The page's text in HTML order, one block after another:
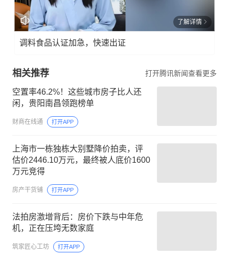
了解详情
调料食品认证加急，快速出证
相关推荐 打开腾讯新闻查看更多
空置率46.2%！这些城市房子比人还
闲，贵阳南昌领跑榜单
财商在线通 打开APP
上海市一栋独栋大别墅降价拍卖，评
估价2446.10万元，最终被人底价1600
万元竞得
房产干货铺 打开APP
法拍房激增背后：房价下跌与中年危
机，正在压垮无数家庭
筑家匠心工坊 打开APP